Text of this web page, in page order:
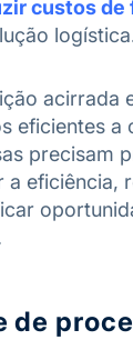
custos de
acirrada
eficientes a
precisam
a eficiência,
de